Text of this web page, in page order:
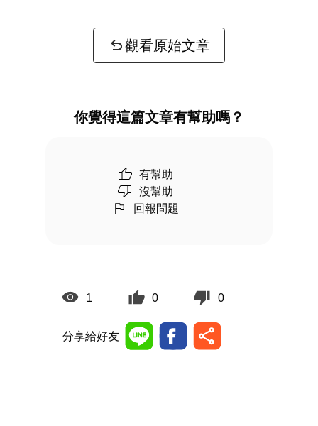
觀看原始文章
你覺得這篇文章有幫助嗎？
有幫助
沒幫助
回報問題
1 0 0
分享給好友